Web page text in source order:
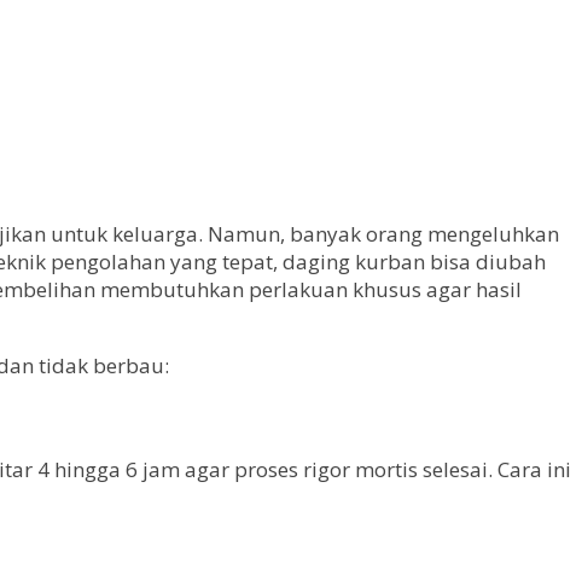
untuk keluarga. Namun, banyak orang mengeluhkan
pengolahan yang tepat, daging kurban bisa diubah
membutuhkan perlakuan khusus agar hasil
tidak berbau:
4 hingga 6 jam agar proses rigor mortis selesai. Cara ini